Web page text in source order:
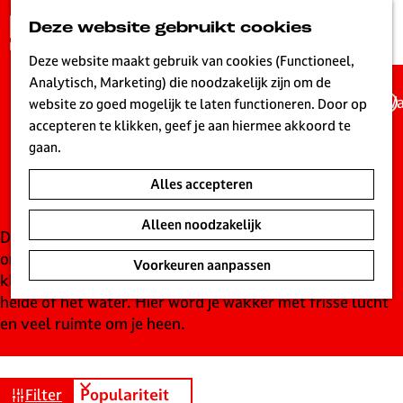
Deze website gebruikt cookies
Deze website maakt gebruik van cookies (Functioneel,
Analytisch, Marketing) die noodzakelijk zijn om de
website zo goed mogelijk te laten functioneren. Door op
accepteren te klikken, geef je aan hiermee akkoord te
gaan.
Alles accepteren
Alleen noodzakelijk
Voorkeuren aanpassen
a
n
a
a
r
e
o
m
e
p
a
g
L
i
K
Campings in
Hilversum
De campings in en rond Hilversum zijn de ideale manier
om de natuur van het Gooi echt te beleven. Van
kleinschalige natuurcampings tot plekken vlak bij de
heide of het water. Hier word je wakker met frisse lucht
en veel ruimte om je heen.
WFilter
S